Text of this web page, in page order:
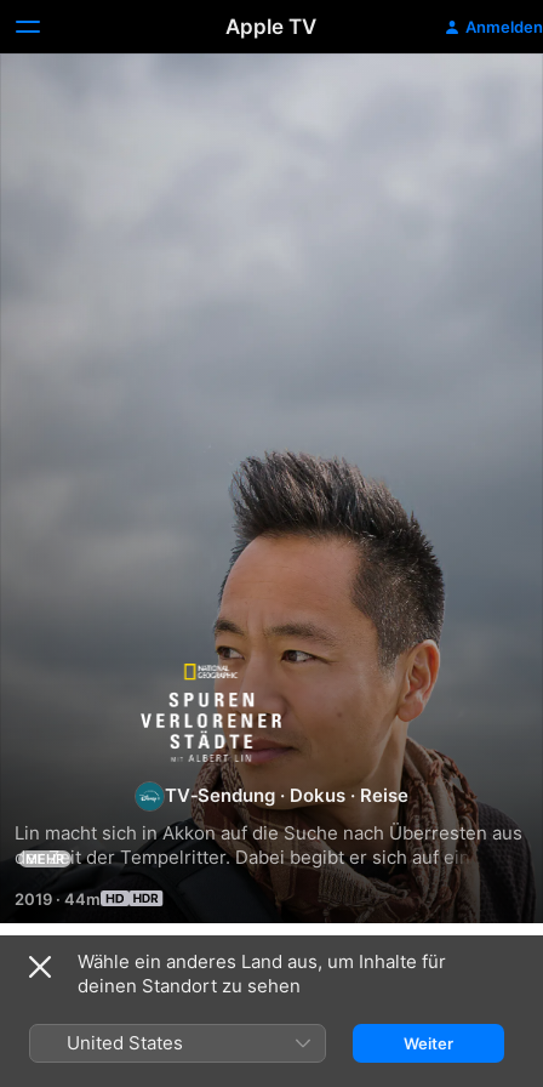
Apple TV Anmelden
Spuren
verlorener
Städte
mit
Albert
Lin
TV‑Sendung · Dokus · Reise
Lin macht sich in Akkon auf die Suche nach Überresten aus
der Zeit der Tempelritter. Dabei begibt er sich auf ein
Hightech-Abenteuer, um die Archäologie zu
revolutionieren, indem er bodendurchdringendem Radar,
LiDar- und 3D-Scanning einsetzt.
MEHR
2019 · 44m
Staffel 1
Wähle ein anderes Land aus, um Inhalte für
deinen Standort zu sehen
United States Weiter